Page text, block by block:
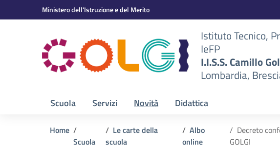
Vai ai contenuti
Vai al menu di navigazioneMinistero dell'Istruzione e del Merito
Istituto Tecnico,
IeFP
I.I.S.S. Camillo
Lombardia,
Scuola Servizi Novità Didattica
Home
Scuola
Le carte della
scuola
Albo
online
Decreto
GOLGI